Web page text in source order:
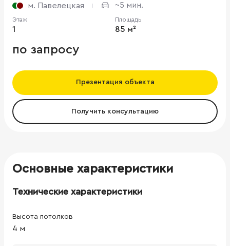
м. Павелецкая
~5 мин.
Этаж
1
Площадь
85 м²
по запросу
Презентация объекта
Получить консультацию
Основные характеристики
Технические характеристики
Высота потолков
4 м